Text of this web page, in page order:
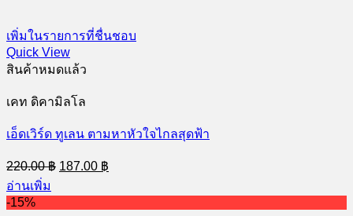
เพิ่มในรายการที่ชื่นชอบ
Quick View
สินค้าหมดแล้ว
เคท ดิคามิลโล
เอ็ดเวิร์ด ทูเลน ตามหาหัวใจไกลสุดฟ้า
220.00฿ Original
price
220.00 ฿.
187.00 ฿
price
187.00 ฿.
อ่านเพิ่ม
-15%